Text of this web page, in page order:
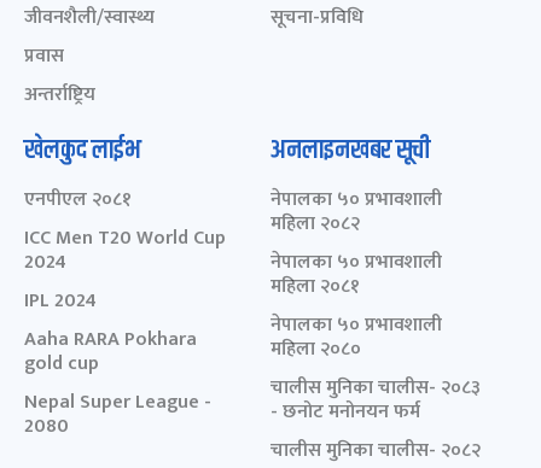
जीवनशैली/स्वास्थ्य
प्रवास
अन्तर्राष्ट्रिय
सूचना-प्रविधि
खेलकुद लाईभ
एनपीएल २०८१
ICC Men T20 World Cup
2024
IPL 2024
Aaha RARA Pokhara
gold cup
Nepal Super League -
2080
अनलाइनखबर सूची
नेपालका ५० प्रभावशाली
महिला २०८२
नेपालका ५० प्रभावशाली
महिला २०८१
नेपालका ५० प्रभावशाली
महिला २०८०
चालीस मुनिका चालीस- २०८३
- छनोट मनोनयन फर्म
चालीस मुनिका चालीस- २०८२